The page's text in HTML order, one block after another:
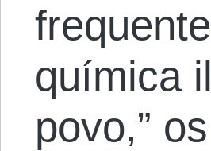
química
povo,”